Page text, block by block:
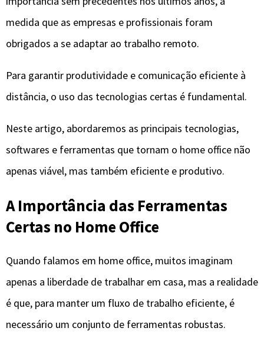
medida que as empresas e profissionais foram
obrigados a se adaptar ao trabalho remoto.
Para garantir produtividade e comunicação eficiente à
distância, o uso das tecnologias certas é fundamental.
Neste artigo, abordaremos as principais tecnologias,
softwares e ferramentas que tornam o home office não
apenas viável, mas também eficiente e produtivo.
A Importância das Ferramentas
Certas no Home Office
Quando falamos em home office, muitos imaginam
apenas a liberdade de trabalhar em casa, mas a realidade
é que, para manter um fluxo de trabalho eficiente, é
necessário um conjunto de ferramentas robustas.